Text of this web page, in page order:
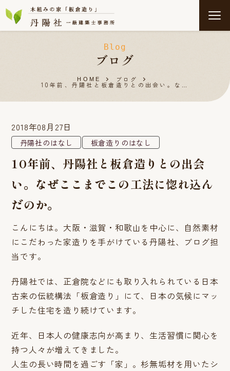
Blog
ブログ
HOME ブログ
10年前、丹陽社と板倉造りとの出会い。な…
2018年08月27日
丹陽社のはなし 板倉造りのはなし
10年前、丹陽社と板倉造りとの出会
い。なぜここまでこの工法に惚れ込ん
だのか。
こんにちは。大阪・滋賀・和歌山を中心に、自然素材
にこだわった家造りを手がけている丹陽社、ブログ担
当です。
丹陽社では、正倉院などにも取り入れられている日本
古来の伝統構法「板倉造り」にて、日本の気候にマッ
チした住宅を造り続けています。
近年、日本人の健康志向が高まり、生活習慣に関心を
持つ人々が増えてきました。
人生の長い時間を過ごす「家」。杉無垢材を用いたシ